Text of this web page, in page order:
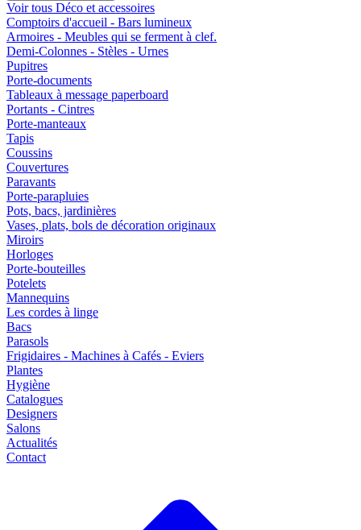
Voir tous Déco et accessoires
Comptoirs d'accueil - Bars lumineux
Armoires - Meubles qui se ferment à clef.
Demi-Colonnes - Stèles - Urnes
Pupitres
Porte-documents
Tableaux à message paperboard
Portants - Cintres
Porte-manteaux
Tapis
Coussins
Couvertures
Paravants
Porte-parapluies
Pots, bacs, jardinières
Vases, plats, bols de décoration originaux
Miroirs
Horloges
Porte-bouteilles
Potelets
Mannequins
Les cordes à linge
Bacs
Parasols
Frigidaires - Machines à Cafés - Eviers
Plantes
Hygiène
Catalogues
Designers
Salons
Actualités
Contact